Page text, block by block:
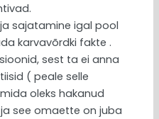
sajatamine igal pool
karvavõrdki fakte .
sest ta ei anna
( peale selle
oleks hakanud
see omaette on juba